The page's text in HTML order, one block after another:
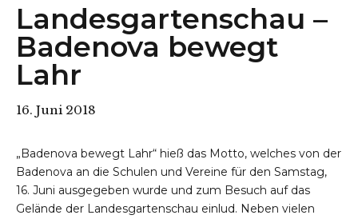
Landesgartenschau –
Badenova bewegt
Lahr
16. Juni 2018
„Badenova bewegt Lahr“ hieß das Motto, welches von der
Badenova an die Schulen und Vereine für den Samstag,
16. Juni ausgegeben wurde und zum Besuch auf das
Gelände der Landesgartenschau einlud. Neben vielen